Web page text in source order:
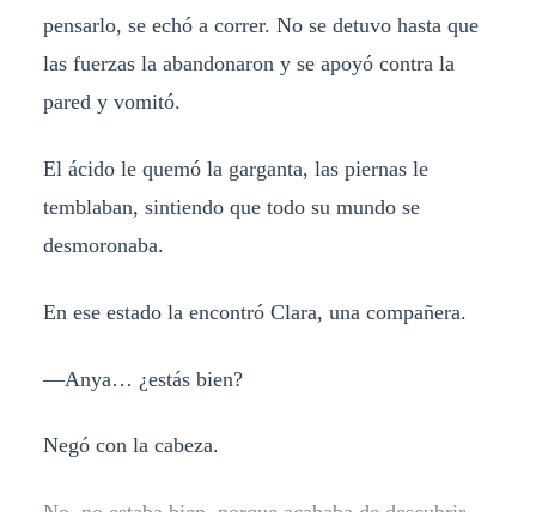
pensarlo, se echó a correr. No se detuvo hasta que
las fuerzas la abandonaron y se apoyó contra la
pared y vomitó.
El ácido le quemó la garganta, las piernas le
temblaban, sintiendo que todo su mundo se
desmoronaba.
En ese estado la encontró Clara, una compañera.
—Anya… ¿estás bien?
Negó con la cabeza.